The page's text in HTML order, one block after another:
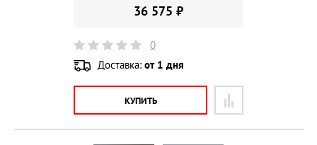
36 575 ₽
0
Доставка: от 1 дня
КУПИТЬ